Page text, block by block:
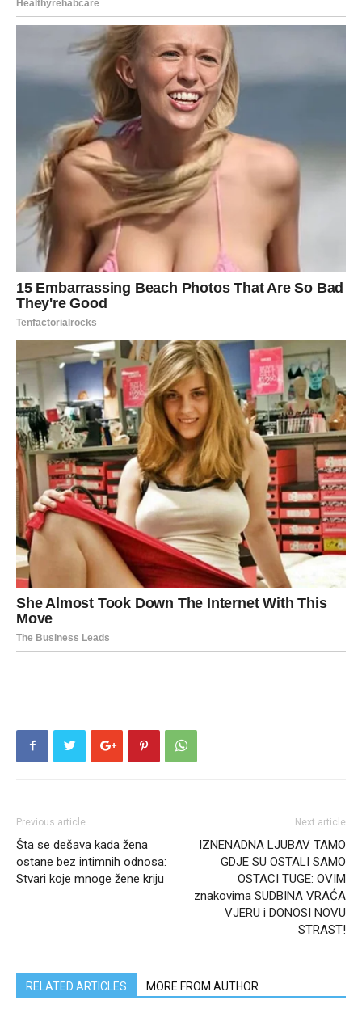
Previous article
Šta se dešava kada žena
ostane bez intimnih odnosa:
Stvari koje mnoge žene kriju
Next article
IZNENADNA LJUBAV TAMO
GDJE SU OSTALI SAMO
OSTACI TUGE: OVIM
znakovima SUDBINA VRAĆA
VJERU i DONOSI NOVU
STRAST!
RELATED ARTICLES MORE FROM AUTHOR